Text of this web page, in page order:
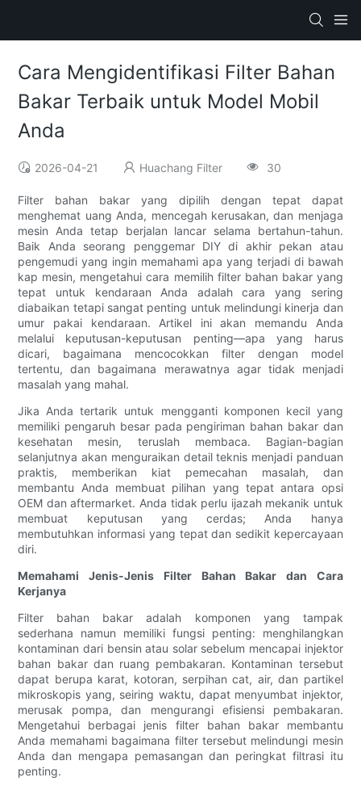
Cara Mengidentifikasi Filter Bahan
Bakar Terbaik untuk Model Mobil
Anda
2026-04-21 Huachang Filter 30
Filter bahan bakar yang dipilih dengan tepat dapat
menghemat uang Anda, mencegah kerusakan, dan menjaga
mesin Anda tetap berjalan lancar selama bertahun-tahun.
Baik Anda seorang penggemar DIY di akhir pekan atau
pengemudi yang ingin memahami apa yang terjadi di bawah
kap mesin, mengetahui cara memilih filter bahan bakar yang
tepat untuk kendaraan Anda adalah cara yang sering
diabaikan tetapi sangat penting untuk melindungi kinerja dan
umur pakai kendaraan. Artikel ini akan memandu Anda
melalui keputusan-keputusan penting—apa yang harus
dicari, bagaimana mencocokkan filter dengan model
tertentu, dan bagaimana merawatnya agar tidak menjadi
masalah yang mahal.
Jika Anda tertarik untuk mengganti komponen kecil yang
memiliki pengaruh besar pada pengiriman bahan bakar dan
kesehatan mesin, teruslah membaca. Bagian-bagian
selanjutnya akan menguraikan detail teknis menjadi panduan
praktis, memberikan kiat pemecahan masalah, dan
membantu Anda membuat pilihan yang tepat antara opsi
OEM dan aftermarket. Anda tidak perlu ijazah mekanik untuk
membuat keputusan yang cerdas; Anda hanya
membutuhkan informasi yang tepat dan sedikit kepercayaan
diri.
Memahami Jenis-Jenis Filter Bahan Bakar dan Cara
Kerjanya
Filter bahan bakar adalah komponen yang tampak
sederhana namun memiliki fungsi penting: menghilangkan
kontaminan dari bensin atau solar sebelum mencapai injektor
bahan bakar dan ruang pembakaran. Kontaminan tersebut
dapat berupa karat, kotoran, serpihan cat, air, dan partikel
mikroskopis yang, seiring waktu, dapat menyumbat injektor,
merusak pompa, dan mengurangi efisiensi pembakaran.
Mengetahui berbagai jenis filter bahan bakar membantu
Anda memahami bagaimana filter tersebut melindungi mesin
Anda dan mengapa pemasangan dan peringkat filtrasi itu
penting.